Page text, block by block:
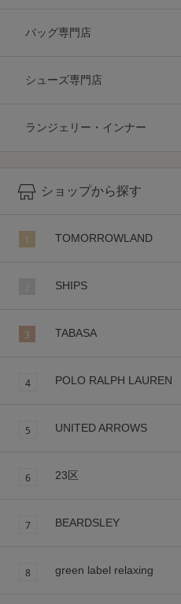
バッグ専門店
シューズ専門店
ランジェリー・インナー
ショップから探す
1 TOMORROWLAND
SHIPS
3 TABASA
4 POLO RALPH LAUREN
5 UNITED ARROWS
6 23区
7 BEARDSLEY
8 green label relaxing